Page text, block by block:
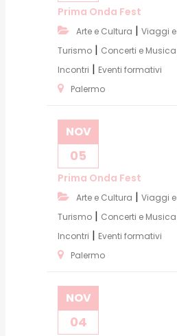
Prima Onda Fest
Arte e Cultura | Viaggi e
Turismo | Concerti e Musica
Incontri | Eventi formativi
Palermo
NOV
05
Prima Onda Fest
Arte e Cultura | Viaggi e
Turismo | Concerti e Musica
Incontri | Eventi formativi
Palermo
NOV
04